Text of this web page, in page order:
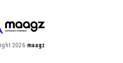
2026 maagz .